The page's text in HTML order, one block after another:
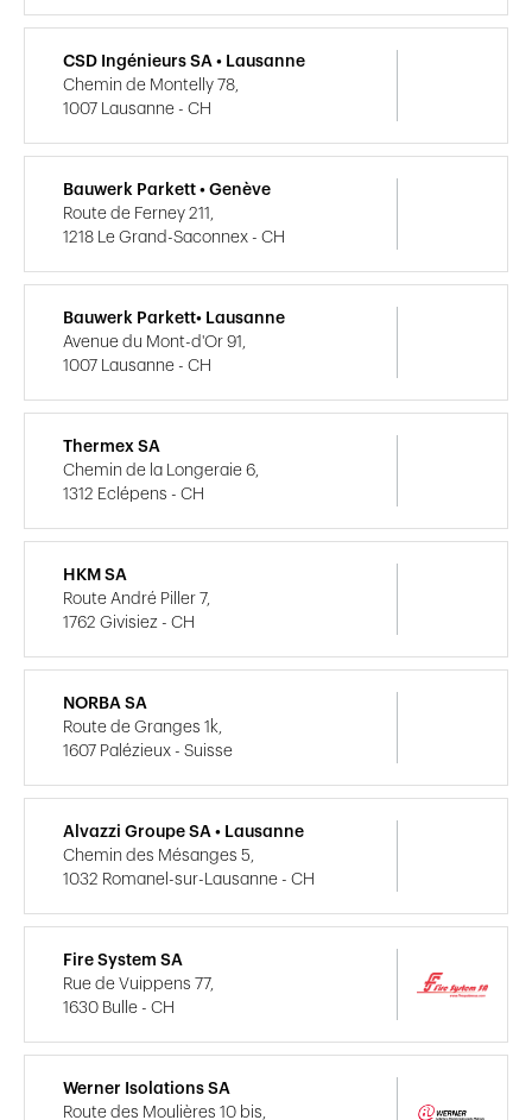
CSD Ingénieurs SA • Lausanne
Chemin de Montelly 78,
1007 Lausanne - CH
Bauwerk Parkett • Genève
Route de Ferney 211,
1218 Le Grand-Saconnex - CH
Bauwerk Parkett• Lausanne
Avenue du Mont-d'Or 91,
1007 Lausanne - CH
Thermex SA
Chemin de la Longeraie 6,
1312 Eclépens - CH
HKM SA
Route André Piller 7,
1762 Givisiez - CH
NORBA SA
Route de Granges 1k,
1607 Palézieux - Suisse
Alvazzi Groupe SA • Lausanne
Chemin des Mésanges 5,
1032 Romanel-sur-Lausanne - CH
Fire System SA
Rue de Vuippens 77,
1630 Bulle - CH
Werner Isolations SA
Route des Moulières 10 bis,